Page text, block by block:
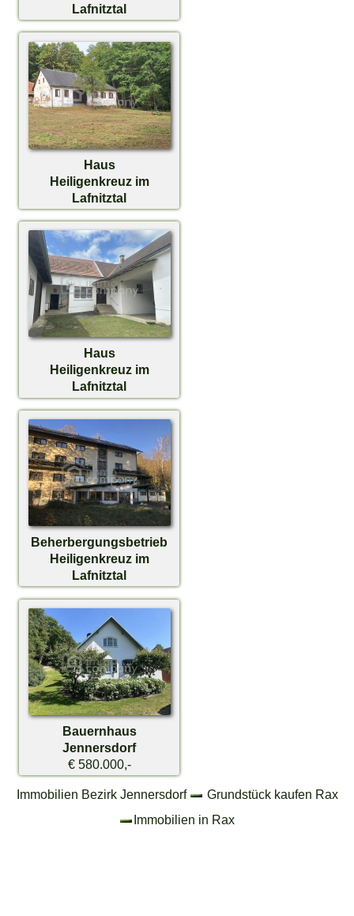
Lafnitztal
€ 459.000,-
Haus
Heiligenkreuz im
Lafnitztal
€ 199.000,-
Haus
Heiligenkreuz im
Lafnitztal
€ 198.000,-
Beherbergungsbetrieb
Heiligenkreuz im
Lafnitztal
auf Anfrage
Bauernhaus
Jennersdorf
€ 580.000,-
Immobilien Bezirk Jennersdorf
Grundstück kaufen Rax
Immobilien in Rax